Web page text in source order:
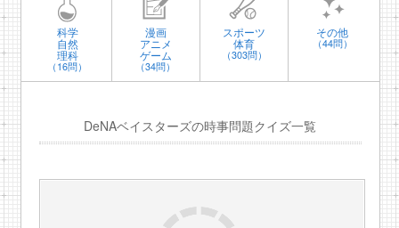
科学
自然
理科
（16問）
漫画
アニメ
ゲーム
（34問）
スポーツ
体育
（303問）
その他
（44問）
DeNAベイスターズの時事問題クイズ一覧